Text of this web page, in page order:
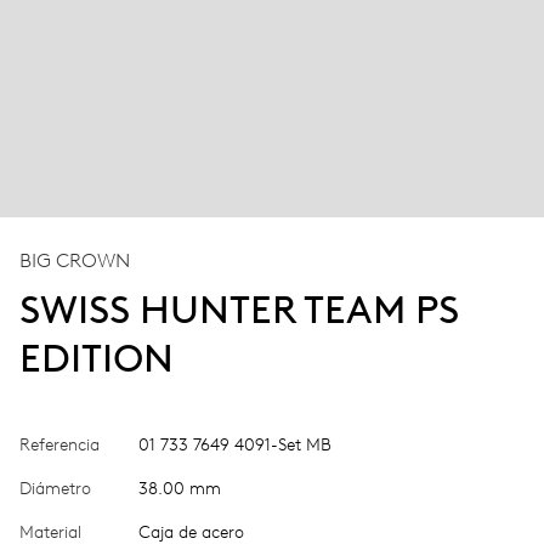
BIG CROWN
SWISS HUNTER TEAM PS
EDITION
Referencia 01 733 7649 4091-Set MB
Diámetro 38.00 mm
Material Caja de acero